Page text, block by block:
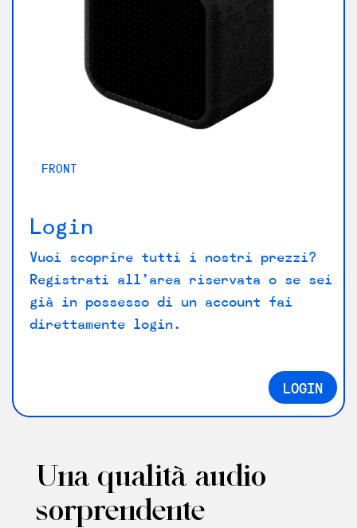
FRONT
Login
Vuoi scoprire tutti i nostri prezzi?
Registrati all’area riservata o se sei
già in possesso di un account fai
direttamente login.
LOGIN
Una qualità audio
sorprendente